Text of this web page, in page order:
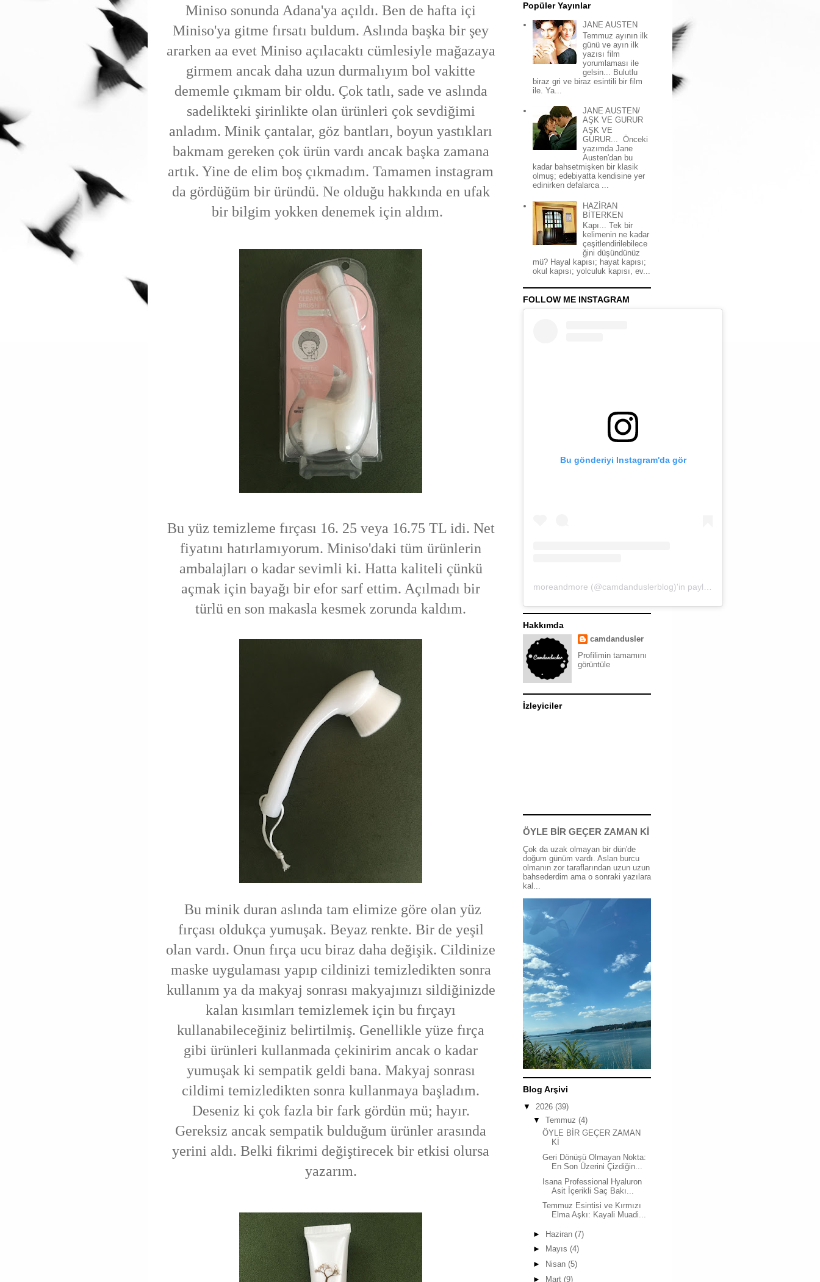
Miniso sonunda Adana'ya açıldı. Ben de hafta içi
Miniso'ya gitme fırsatı buldum. Aslında başka bir şey
ararken aa evet Miniso açılacaktı cümlesiyle mağazaya
girmem ancak daha uzun durmalıyım bol vakitte
dememle çıkmam bir oldu. Çok tatlı, sade ve aslında
sadelikteki şirinlikte olan ürünleri çok sevdiğimi
anladım. Minik çantalar, göz bantları, boyun yastıkları
bakmam gereken çok ürün vardı ancak başka zamana
artık. Yine de elim boş çıkmadım. Tamamen instagram
da gördüğüm bir üründü. Ne olduğu hakkında en ufak
bir bilgim yokken denemek için aldım.
Bu yüz temizleme fırçası 16. 25 veya 16.75 TL idi. Net
fiyatını hatırlamıyorum. Miniso'daki tüm ürünlerin
ambalajları o kadar sevimli ki. Hatta kaliteli çünkü
açmak için bayağı bir efor sarf ettim. Açılmadı bir
türlü en son makasla kesmek zorunda kaldım.
Bu minik duran aslında tam elimize göre olan yüz
fırçası oldukça yumuşak. Beyaz renkte. Bir de yeşil
olan vardı. Onun fırça ucu biraz daha değişik. Cildinize
maske uygulaması yapıp cildinizi temizledikten sonra
kullanım ya da makyaj sonrası makyajınızı sildiğinizde
kalan kısımları temizlemek için bu fırçayı
kullanabileceğiniz belirtilmiş. Genellikle yüze fırça
gibi ürünleri kullanmada çekinirim ancak o kadar
yumuşak ki sempatik geldi bana. Makyaj sonrası
cildimi temizledikten sonra kullanmaya başladım.
Deseniz ki çok fazla bir fark gördün mü; hayır.
Gereksiz ancak sempatik bulduğum ürünler arasında
yerini aldı. Belki fikrimi değiştirecek bir etkisi olursa
yazarım.
Popüler Yayınlar
JANE AUSTEN
Temmuz ayının ilk
günü ve ayın ilk
yazısı film
yorumlaması ile
gelsin... Bulutlu
biraz gri ve biraz esintili bir film
ile. Ya...
JANE AUSTEN/
AŞK VE GURUR
AŞK VE
GURUR... Önceki
yazımda Jane
Austen'dan bu
kadar bahsetmişken bir klasik
olmuş; edebiyatta kendisine yer
edinirken defalarca ...
HAZİRAN
BİTERKEN
Kapı... Tek bir
kelimenin ne kadar
çeşitlendirilebilece
ğini düşündünüz
mü? Hayal kapısı; hayat kapısı;
okul kapısı; yolculuk kapısı, ev...
FOLLOW ME INSTAGRAM
Bu gönderiyi Instagram'da gör
Hakkımda
camdandusler
Profilimin tamamını
görüntüle
İzleyiciler
ÖYLE BİR GEÇER ZAMAN Kİ
Çok da uzak olmayan bir dün'de
doğum günüm vardı. Aslan burcu
olmanın zor taraflarından uzun uzun
bahsederdim ama o sonraki yazılara
kal...
Blog Arşivi
▼ 2026 (39)
▼ Temmuz (4)
ÖYLE BİR GEÇER ZAMAN
Kİ
Geri Dönüşü Olmayan Nokta:
En Son Üzerini Çizdiğin...
Isana Professional Hyaluron
Asit İçerikli Saç Bakı...
Temmuz Esintisi ve Kırmızı
Elma Aşkı: Kayali Muadi...
► Haziran (7)
►
Mayıs (4)
►
Nisan (5)
►
Mart (9)